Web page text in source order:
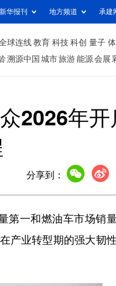
新华报刊 地方频道 承建
球连线 教育 科技 科创 量子
溯源中国 城市旅游 能源 会展
2026年
分享到：
第一和燃油车市场销
产业转型期的强大韧